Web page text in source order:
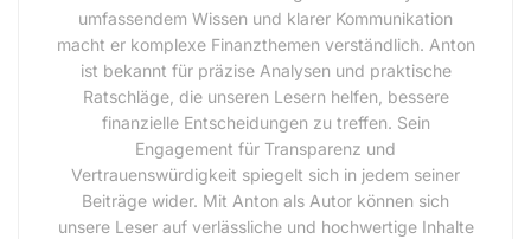
umfassendem Wissen und klarer Kommunikation
macht er komplexe Finanzthemen verständlich. Anton
ist bekannt für präzise Analysen und praktische
Ratschläge, die unseren Lesern helfen, bessere
finanzielle Entscheidungen zu treffen. Sein
Engagement für Transparenz und
Vertrauenswürdigkeit spiegelt sich in jedem seiner
Beiträge wider. Mit Anton als Autor können sich
unsere Leser auf verlässliche und hochwertige Inhalte